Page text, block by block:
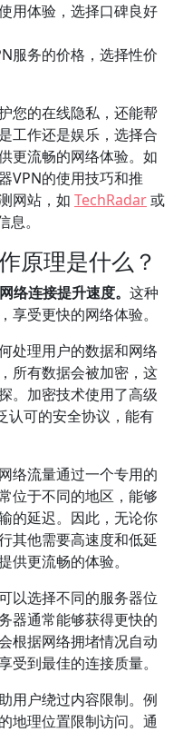
用体验，选择口碑良好
服务的价格，选择性价
您的在线隐私，还能帮
工作还是娱乐，选择合
更流畅的网络体验。如
VPN的使用技巧和推
网站，如 TechRadar或
息。
原理是什么？
络连接提升速度。 这种
享受更快的网络体验。
处理用户的数据和网络
所有数据会被加密，这
。加密技术使用了高级
认可的安全协议，能有
络流量通过一个专用的
位于不同的地区，能够
的延迟。因此，无论你
其他需要高速度和低延
供更流畅的体验。
以选择不同的服务器位
器通常能够获得更快的
根据网络拥堵情况自动
受到最佳的连接质量。
用户绕过内容限制。例
地理位置限制访问。通